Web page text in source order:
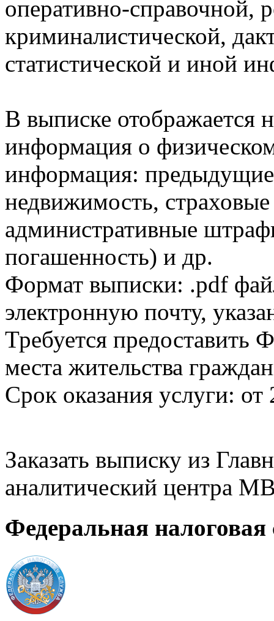
оперативно-справочной,
криминалистической,
статистической и иной
В выписке отображается
информация о
информация:
недвижимость,
административные
погашенность) и др.
Формат выписки: .pdf
электронную почту,
Требуется
места жительства
Срок оказания услуги: от
Заказать выписку из
аналитический центра
Федеральная налоговая